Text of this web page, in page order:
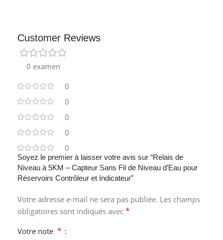
Customer Reviews
0 examen
0
0
0
0
0
Soyez le premier à laisser votre avis sur “Relais de
Niveau à 5KM – Capteur Sans Fil de Niveau d’Eau pour
Réservoirs Contrôleur et Indicateur”
Votre adresse e-mail ne sera pas publiée. Les champs
obligatoires sont indiqués avec *
Votre note *